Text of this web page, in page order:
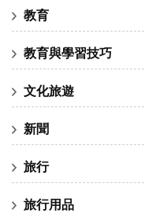
教育
教育與學習技巧
文化旅遊
新聞
旅行
旅行用品